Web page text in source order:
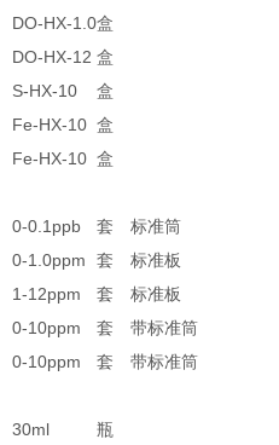
DO-HX-1.0盒
DO-HX-12 盒
S-HX-10
盒
Fe-HX-10 盒
Fe-HX-10 盒
0-0.1ppb 套
标准筒
0-1.0ppm 套
标准板
1-12ppm 套
标准板
0-10ppm 套
带标准筒
0-10ppm 套 带标准筒
30ml
瓶